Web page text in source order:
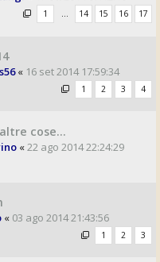
1 … 14 15 16 17
« 16 set 2014 17:59:34
1 2 3 4
cose...
«22 ago 2014 22:24:29
« 03 ago 2014 21:43:56
1 2 3